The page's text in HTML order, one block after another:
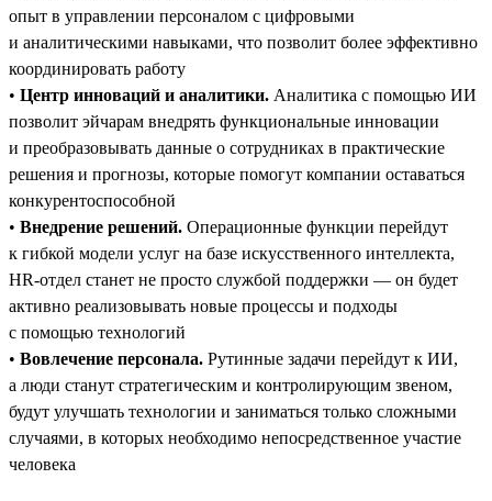
опыт в управлении персоналом с цифровыми
и аналитическими навыками, что позволит более эффективно
координировать работу
• Центр инноваций и аналитики. Аналитика с помощью ИИ
позволит эйчарам внедрять функциональные инновации
и преобразовывать данные о сотрудниках в практические
решения и прогнозы, которые помогут компании оставаться
конкурентоспособной
• Внедрение решений. Операционные функции перейдут
к гибкой модели услуг на базе искусственного интеллекта,
HR-отдел станет не просто службой поддержки — он будет
активно реализовывать новые процессы и подходы
с помощью технологий
• Вовлечение персонала. Рутинные задачи перейдут к ИИ,
а люди станут стратегическим и контролирующим звеном,
будут улучшать технологии и заниматься только сложными
случаями, в которых необходимо непосредственное участие
человека